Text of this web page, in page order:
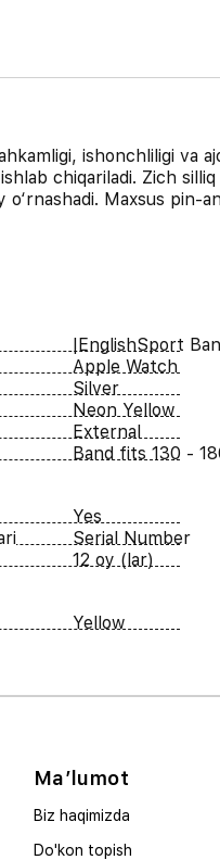
ishonchliligi va
chiqariladi. Zich
o‘rnashadi. Maxsus
|EnglishSport
Apple Watch
Silver
Neon Yellow
External
Band fits 130 -
Yes
Serial Number
12 oy (lar)
Yellow
Ma’lumot
Biz haqimizda
Do'kon topish